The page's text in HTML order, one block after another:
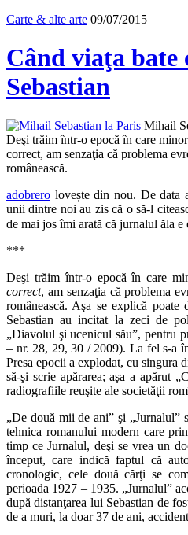
Carte & alte arte 09/07/2015
Când viaţa
Sebastian
Mihail
Deşi trăim într-o epocă în care
correct, am senzaţia că problema
românească.
adobrero lovește din nou. De data
unii dintre noi au zis că o să-l
de mai jos îmi arată că jurnalul ăla
***
Deşi trăim într-o epocă în care
correct, am senzaţia că problema
românească. Aşa se explică
Sebastian au incitat la zeci de
„Diavolul şi ucenicul său”, pentru
– nr. 28, 29, 30 / 2009). La fel s-a
Presa epocii a explodat, cu singura
să-şi scrie apărarea; aşa a apărut
radiografiile reuşite ale societăţii
„De două mii de ani” şi „Jurnalul”
tehnica romanului modern care
timp ce Jurnalul, deşi se vrea un
început, care indică faptul că
cronologic, cele două cărţi se
perioada 1927 – 1935. „Jurnalul”
după distanţarea lui Sebastian de
de a muri, la doar 37 de ani,